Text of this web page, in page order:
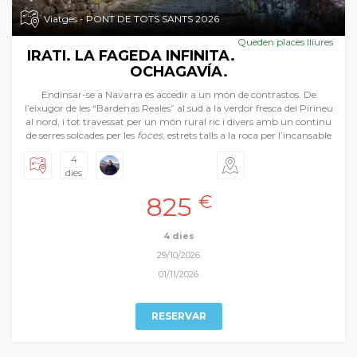
Viatges - PONT DE TOTS SANTS 2026
Queden places lliures
IRATI. LA FAGEDA INFINITA.
OCHAGAVÍA.
Endinsar-se a Navarra és accedir a un món de contrastos. De
l’eixugor de les “Bardenas Reales” al sud a la verdor fresca del Pirineu
al nord, i tot travessat per un món rural ric i divers amb un continu
de serres solcades per les foces, estrets talls a la roca per l’incansable
la magnífica fageda d’Irati, una infinita extensió de selva, de colors
canviants al ritme de les estacions, un calidoscopi únic a Europa. A
d'algunes de les poblacions navarreses, sempre amb una riquesa
patrimonial indubtable, a les que ens aproximem en el nostre
periple autumnal.
4
dies
825 €
4 dies
29/10/2026
01/11/2026
RESERVAR